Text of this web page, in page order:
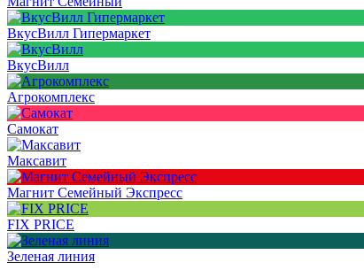
ВкусВилл Гипермаркет
ВкусВилл
Агрокомплекс
Самокат
Максавит
Магнит Семейный Экспресс
FIX PRICE
Зеленая линия